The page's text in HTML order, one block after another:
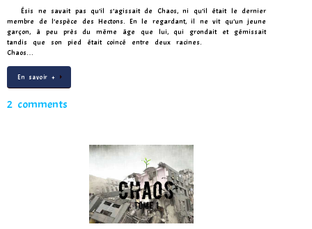
Ésis ne savait pas qu’il s’agissait de Chaos, ni qu’il était le dernier
membre de l’espèce des Hectons. En le regardant, il ne vit qu’un jeune
garçon, à peu près du même âge que lui, qui grondait et gémissait
tandis que son pied était coincé entre deux racines.
Chaos…
En savoir +
2 comments